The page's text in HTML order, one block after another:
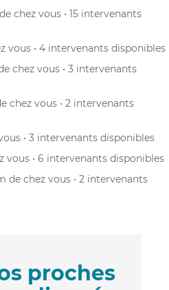
chez vous • 15 intervenants
vous • 4 intervenants disponibles
chez vous • 3 intervenants
chez vous • 2 intervenants
• 3 intervenants disponibles
vous • 6 intervenants disponibles
de chez vous • 2 intervenants
proches